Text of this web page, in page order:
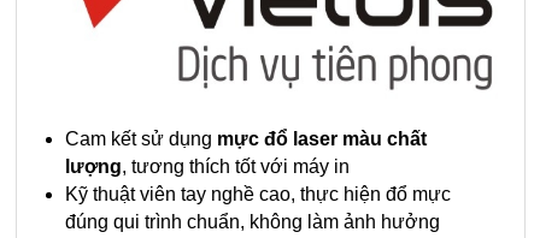
Cam kết sử dụng mực đổ laser màu chất
lượng, tương thích tốt với máy in
Kỹ thuật viên tay nghề cao, thực hiện đổ mực
đúng qui trình chuẩn, không làm ảnh hưởng